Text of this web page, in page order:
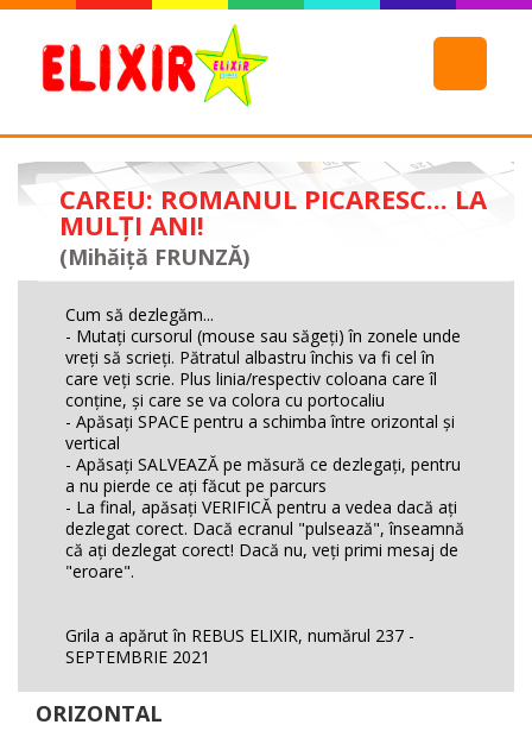
CAREU: ROMANUL PICARESC... LA
MULŢI ANI!
(Mihăiță FRUNZĂ)
Cum să dezlegăm...
- Mutaţi cursorul (mouse sau săgeţi) în zonele unde
vreţi să scrieţi. Pătratul albastru închis va fi cel în
care veţi scrie. Plus linia/respectiv coloana care îl
conţine, şi care se va colora cu portocaliu
- Apăsaţi SPACE pentru a schimba între orizontal şi
vertical
- Apăsaţi SALVEAZĂ pe măsură ce dezlegaţi, pentru
a nu pierde ce aţi făcut pe parcurs
- La final, apăsaţi VERIFICĂ pentru a vedea dacă aţi
dezlegat corect. Dacă ecranul "pulsează", înseamnă
că aţi dezlegat corect! Dacă nu, veţi primi mesaj de
"eroare".
Grila a apărut în REBUS ELIXIR, numărul 237 -
SEPTEMBRIE 2021
ORIZONTAL